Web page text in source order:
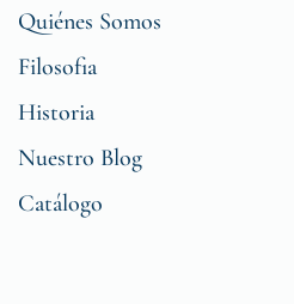
Quiénes Somos
Filosofia
Historia
Nuestro Blog
Catálogo